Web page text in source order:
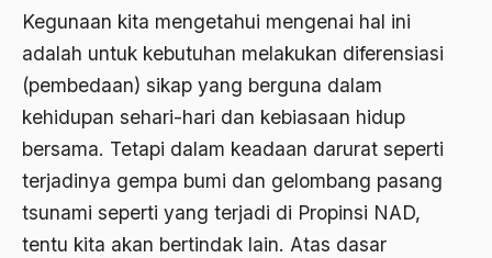
Kegunaan kita mengetahui mengenai hal ini
adalah untuk kebutuhan melakukan diferensiasi
(pembedaan) sikap yang berguna dalam
kehidupan sehari-hari dan kebiasaan hidup
bersama. Tetapi dalam keadaan darurat seperti
terjadinya gempa bumi dan gelombang pasang
tsunami seperti yang terjadi di Propinsi NAD,
tentu kita akan bertindak lain. Atas dasar
amerika latin
amerika serikat
Amien Rais
Amir
Amir Syakib Arsalan